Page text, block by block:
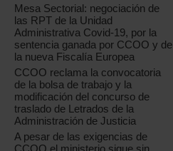
Mesa Sectorial: negociación de
las RPT de la Unidad
Administrativa Covid-19, por la
sentencia ganada por CCOO y de
la nueva Fiscalía Europea
CCOO reclama la convocatoria
de la bolsa de trabajo y la
modificación del concurso de
traslado de Letrados de la
Administración de Justicia
A pesar de las exigencias de